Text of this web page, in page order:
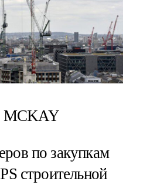
MCKAY
по закупкам
строительной